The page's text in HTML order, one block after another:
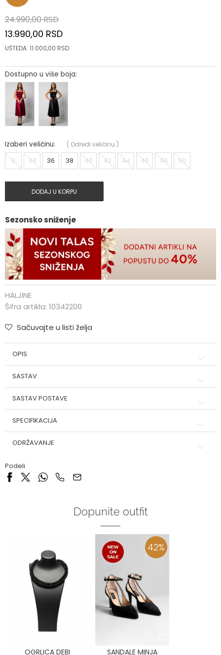
24.990,00RSD
13.990,00 RSD
UŠTEDA: 11.000,00 RSD
Dostupno u više boja:
Izaberi veličinu: ( Odredi veličinu )
0 34 36 38 40 42 44 46 48 50
DODAJ U KORPU
Sezonsko sniženje
HALJINE
Šifra artikla: 10342200
Sačuvajte u listi želja
OPIS
SASTAV
SASTAV POSTAVE
SPECIFIKACIJA
ODRŽAVANJE
Podeli
Dopunite outfit
OGRLICA DEBI
42%
SANDALE MINJA